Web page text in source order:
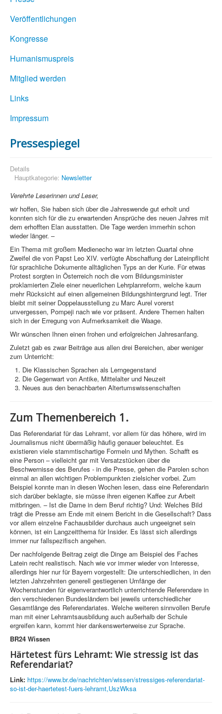
Veröffentlichungen
Kongresse
Humanismuspreis
Mitglied werden
Links
Impressum
Pressespiegel
Details
Hauptkategorie: Newsletter
Verehrte Leserinnen und Leser,
wir hoffen, Sie haben sich über die Jahreswende gut erholt und
konnten sich für die zu erwartenden Ansprüche des neuen Jahres mit
dem erhofften Elan ausstatten. Die Tage werden immerhin schon
wieder länger. –
Ein Thema mit großem Medienecho war im letzten Quartal ohne
Zweifel die von Papst Leo XIV. verfügte Abschaffung der Lateinpflicht
für sprachliche Dokumente alltäglichen Typs an der Kurie. Für etwas
Protest sorgten in Österreich noch die vom Bildungsminister
proklamierten Ziele einer neuerlichen Lehrplanreform, welche kaum
mehr Rücksicht auf einen allgemeinen Bildungshintergrund legt. Trier
bleibt mit seiner Doppelausstellung zu Marc Aurel vorerst
unvergessen, Pompeji nach wie vor präsent. Andere Themen halten
sich in der Erregung von Aufmerksamkeit die Waage.
Wir wünschen Ihnen einen frohen und erfolgreichen Jahresanfang.
Zuletzt gab es zwar Beiträge aus allen drei Bereichen, aber weniger
zum Unterricht:
Die Klassischen Sprachen als Lerngegenstand
Die Gegenwart von Antike, Mittelalter und Neuzeit
Neues aus den benachbarten Altertumswissenschaften
Zum Themenbereich 1.
Das Referendariat für das Lehramt, vor allem für das höhere, wird im
Journalismus nicht übermäßig häufig genauer beleuchtet. Es
existieren viele stammtischartige Formeln und Mythen. Schafft es
eine Person – vielleicht gar mit Versatzstücken über die
Beschwernisse des Berufes - in die Presse, gehen die Parolen schon
einmal an allen wichtigen Problempunkten zielsicher vorbei. Zum
Beispiel konnte man in diesen Wochen lesen, dass eine Referendarin
sich darüber beklagte, sie müsse ihren eigenen Kaffee zur Arbeit
mitbringen. – Ist die Dame in dem Beruf richtig? Und: Welches Bild
trägt die Presse am Ende mit einem Bericht in die Gesellschaft? Dass
vor allem einzelne Fachausbilder durchaus auch ungeeignet sein
können, ist ein Langzeitthema für Insider. Es lässt sich allerdings
immer nur fallspezifisch angehen.
Der nachfolgende Beitrag zeigt die Dinge am Beispiel des Faches
Latein recht realistisch. Nach wie vor immer wieder von Interesse,
allerdings hier nur für Bayern vorgestellt: Die unterschiedlichen, in den
letzten Jahrzehnten generell gestiegenen Umfänge der
Wochenstunden für eigenverantwortlich unterrichtende Referendare in
den verschiedenen Bundesländern bei jeweils unterschiedlicher
Gesamtlänge des Referendariates. Welche weiteren sinnvollen Berufe
man mit einer Lehramtsausbildung auch außerhalb der Schule
ergreifen kann, kommt hier dankenswerterweise zur Sprache.
BR24 Wissen
Härtetest fürs Lehramt: Wie stressig ist das
Referendariat?
Link: https://www.br.de/nachrichten/wissen/stressiges-referendariat-
so-ist-der-haertetest-fuers-lehramt,UszWksa